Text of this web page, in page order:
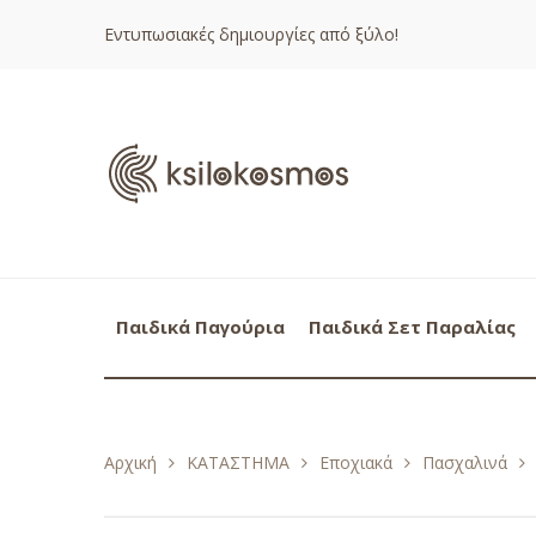
Εντυπωσιακές δημιουργίες από ξύλο!
Παιδικά Παγούρια Παιδικά Σετ Παραλίας
Αρχική ΚΑΤΑΣΤΗΜΑ Εποχιακά Πασχαλινά